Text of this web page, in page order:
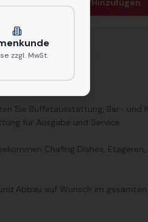
Hinzufügen
Main
Sie Buffetausstattung, Bar- und
für Ausgabe und Service.
Chafing Dishes,
Abbau auf Wunsch im
zzgl. MwSt.